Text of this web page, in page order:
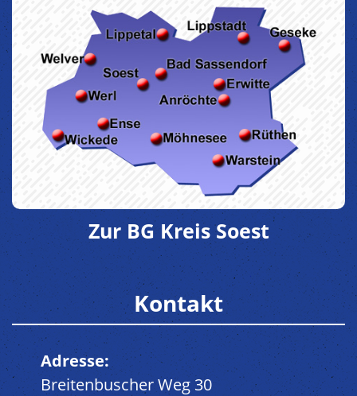
Zur BG Kreis Soest
Kontakt
Adresse:
Breitenbuscher Weg 30